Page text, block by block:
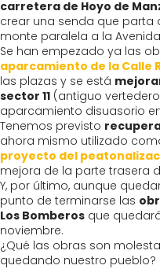
carretera de Hoyo de
crear una senda que parta
monte paralela a la
Se han empezado ya las
aparcamiento de la Calle
las plazas y se está
sector 11 (antiguo
aparcamiento disuasorio
Tenemos previsto
ahora mismo utilizado
proyecto del
mejora de la parte trasera
Y, por último, aunque
punto de terminarse las
Los Bomberos que
noviembre.
¿Qué las obras son
quedando nuestro pueblo?